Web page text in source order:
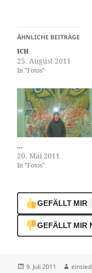
ÄHNLICHE BEITRÄGE
ICH
25. August 2011
In "Fotos"
…
20. Mai 2011
In "Fotos"
GEFÄLLT MIR
GEFÄLLT MIR
Veröffentlicht
9. Juli 2011 Autor